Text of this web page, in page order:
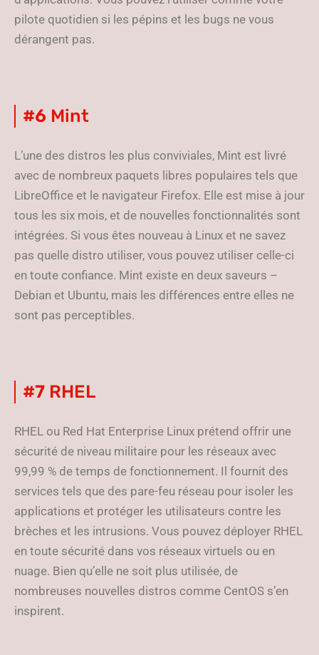
pilote quotidien si les pépins et les bugs ne vous
dérangent pas.
#6 Mint
L’une des distros les plus conviviales, Mint est livré
avec de nombreux paquets libres populaires tels que
LibreOffice et le navigateur Firefox. Elle est mise à jour
tous les six mois, et de nouvelles fonctionnalités sont
intégrées. Si vous êtes nouveau à Linux et ne savez
pas quelle distro utiliser, vous pouvez utiliser celle-ci
en toute confiance. Mint existe en deux saveurs –
Debian et Ubuntu, mais les différences entre elles ne
sont pas perceptibles.
#7 RHEL
RHEL ou Red Hat Enterprise Linux prétend offrir une
sécurité de niveau militaire pour les réseaux avec
99,99 % de temps de fonctionnement. Il fournit des
services tels que des pare-feu réseau pour isoler les
applications et protéger les utilisateurs contre les
brèches et les intrusions. Vous pouvez déployer RHEL
en toute sécurité dans vos réseaux virtuels ou en
nuage. Bien qu’elle ne soit plus utilisée, de
nombreuses nouvelles distros comme CentOS s’en
inspirent.